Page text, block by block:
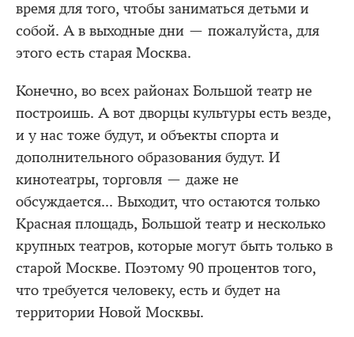
время для того, чтобы заниматься детьми и
собой. А в выходные дни — пожалуйста, для
этого есть старая Москва.
Конечно, во всех районах Большой театр не
построишь. А вот дворцы культуры есть везде,
и у нас тоже будут, и объекты спорта и
дополнительного образования будут. И
кинотеатры, торговля — даже не
обсуждается... Выходит, что остаются только
Красная площадь, Большой театр и несколько
крупных театров, которые могут быть только в
старой Москве. Поэтому 90 процентов того,
что требуется человеку, есть и будет на
территории Новой Москвы.